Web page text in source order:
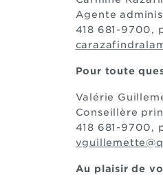
Agente
418 681-9700,
Pour toute
Valérie
Conseillère
418 681-9700,
Au plaisir de